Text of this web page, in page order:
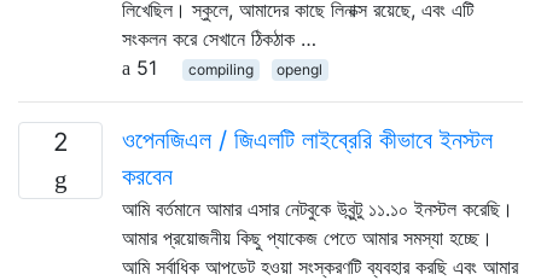
লিখেছিল। স্কুলে, আমাদের কাছে লিনাক্স রয়েছে, এবং এটি
সংকলন করে সেখানে ঠিকঠাক …
51
compiling opengl
2
ওপেনজিএল / জিএলটি লাইব্রেরি কীভাবে ইনস্টল
করবেন
আমি বর্তমানে আমার এসার নেটবুকে উবুন্টু ১১.১০ ইনস্টল করেছি।
আমার প্রয়োজনীয় কিছু প্যাকেজ পেতে আমার সমস্যা হচ্ছে।
আমি সর্বাধিক আপডেট হওয়া সংস্করণটি ব্যবহার করছি এবং আমার